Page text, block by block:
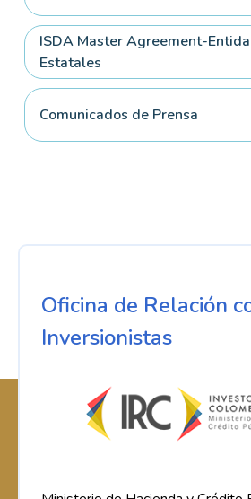
ISDA Master Agreement-
Estatales
Comunicados de Prensa
Oficina de Relación
Inversionistas